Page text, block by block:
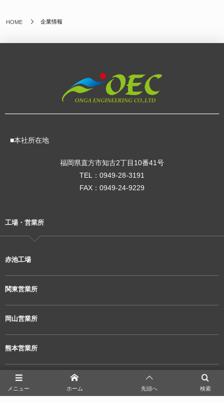
HOME 企業情報
■本社所在地
福岡県直方市知古2丁目10番41号
TEL：0949-28-3191
FAX：0949-24-9229
工場・営業所
赤池工場
関東営業所
岡山営業所
熊本営業所
宮崎営業所
メニュー 検索
ホーム 先頭へ